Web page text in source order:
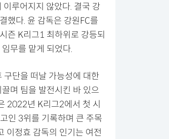
루어지지 않았다. 결국 강
했다. 윤 감독은 강원FC를
즌 K리그1 최하위로 강등되
무를 맡게 되었다.
구단을 떠날 가능성에 대한
며 팀을 발전시킨 바 있으
2022년 K리그2에서 첫 시
인 3위를 기록하며 큰 주목
이정효 감독의 인기는 여전